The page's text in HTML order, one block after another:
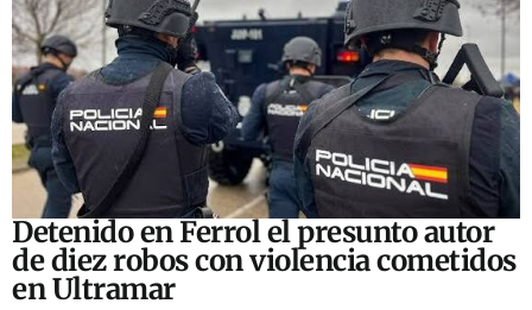
Detenido en Ferrol el presunto autor
de diez robos con violencia cometidos
en Ultramar